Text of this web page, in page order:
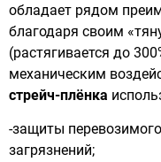
обладает рядом
благодаря своим
(растягивается до
механическим
стрейч-плёнка
-защиты
загрязнений;